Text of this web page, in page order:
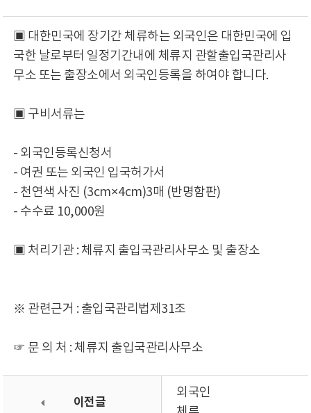
▣ 대한민국에 장기간 체류하는 외국인은 대한민국에 입
국한 날로부터 일정기간내에 체류지 관할출입국관리사
무소 또는 출장소에서 외국인등록을 하여야 합니다.
▣ 구비서류는
- 외국인등록신청서
- 여권 또는 외국인 입국허가서
- 천연색 사진 (3cm×4cm)3매 (반명함판)
- 수수료 10,000원
▣ 처리기관 : 체류지 출입국관리사무소 및 출장소
※ 관련근거 : 출입국관리법제31조
☞ 문 의 처 : 체류지 출입국관리사무소
이전글
외국인